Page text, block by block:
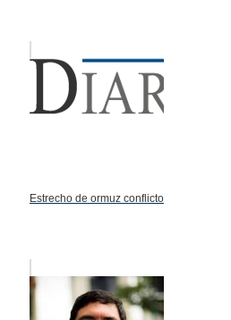
Estrecho de ormuz conflicto